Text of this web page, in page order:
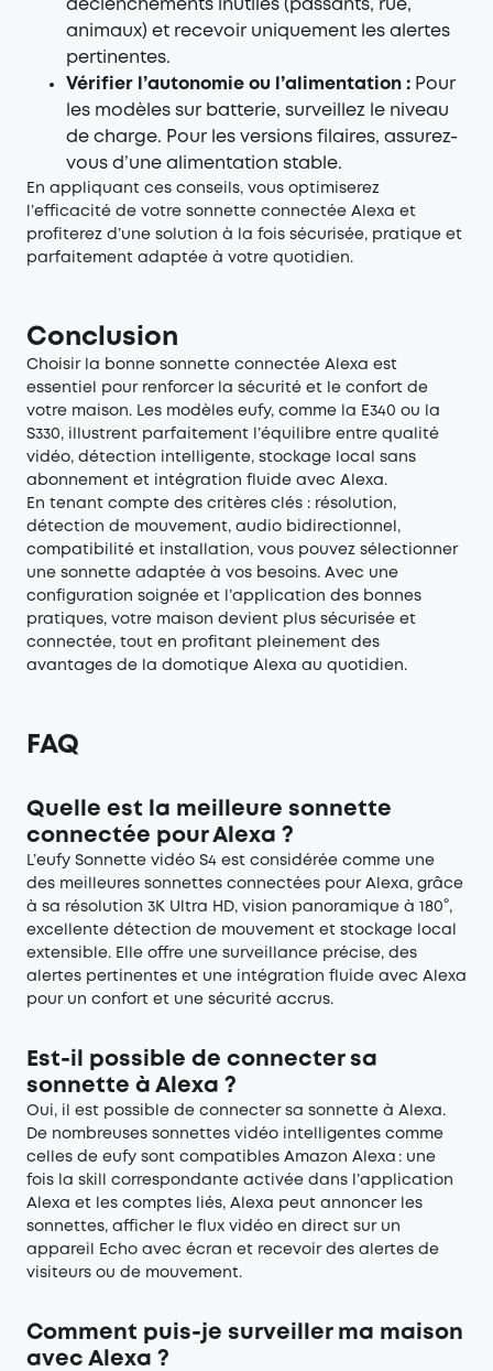
déclenchements inutiles (passants, rue,
animaux) et recevoir uniquement les alertes
pertinentes.
Vérifier l’autonomie ou l’alimentation : Pour
les modèles sur batterie, surveillez le niveau
de charge. Pour les versions filaires, assurez-
vous d’une alimentation stable.
En appliquant ces conseils, vous optimiserez
l’efficacité de votre sonnette connectée Alexa et
profiterez d’une solution à la fois sécurisée, pratique et
parfaitement adaptée à votre quotidien.
Conclusion
Choisir la bonne sonnette connectée Alexa est
essentiel pour renforcer la sécurité et le confort de
votre maison. Les modèles eufy, comme la E340 ou la
S330, illustrent parfaitement l’équilibre entre qualité
vidéo, détection intelligente, stockage local sans
abonnement et intégration fluide avec Alexa.
En tenant compte des critères clés : résolution,
détection de mouvement, audio bidirectionnel,
compatibilité et installation, vous pouvez sélectionner
une sonnette adaptée à vos besoins. Avec une
configuration soignée et l’application des bonnes
pratiques, votre maison devient plus sécurisée et
connectée, tout en profitant pleinement des
avantages de la domotique Alexa au quotidien.
FAQ
Quelle est la meilleure sonnette
connectée pour Alexa ?
L’eufy Sonnette vidéo S4 est considérée comme une
des meilleures sonnettes connectées pour Alexa, grâce
à sa résolution 3K Ultra HD, vision panoramique à 180°,
excellente détection de mouvement et stockage local
extensible. Elle offre une surveillance précise, des
alertes pertinentes et une intégration fluide avec Alexa
pour un confort et une sécurité accrus.
Est-il possible de connecter sa
sonnette à Alexa ?
Oui, il est possible de connecter sa sonnette à Alexa.
De nombreuses sonnettes vidéo intelligentes comme
celles de eufy sont compatibles Amazon Alexa : une
fois la skill correspondante activée dans l’application
Alexa et les comptes liés, Alexa peut annoncer les
sonnettes, afficher le flux vidéo en direct sur un
appareil Echo avec écran et recevoir des alertes de
visiteurs ou de mouvement.
Comment puis-je surveiller ma maison
avec Alexa ?